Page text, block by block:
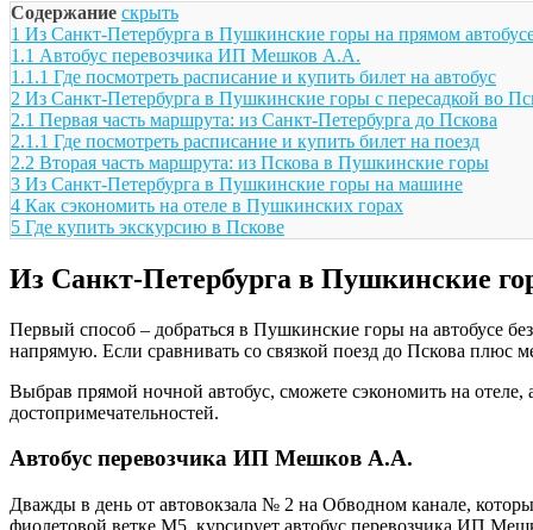
Содержание скрыть
1 Из Санкт-Петербурга в Пушкинские горы на прямом
1.1 Автобус перевозчика ИП Мешков А.А.
1.1.1 Где посмотреть расписание и купить билет на автобус
2 Из Санкт-Петербурга в Пушкинские горы с пересадкой во
2.1 Первая часть маршрута: из Санкт-Петербурга до Пскова
2.1.1 Где посмотреть расписание и купить билет на поезд
2.2 Вторая часть маршрута: из Пскова в Пушкинские горы
3 Из Санкт-Петербурга в Пушкинские горы на машине
4 Как сэкономить на отеле в Пушкинских горах
5 Где купить экскурсию в Пскове
Из Санкт-Петербурга в Пушкинские
Первый способ – добраться в Пушкинские горы на автобусе
напрямую. Если сравнивать со связкой поезд до Пскова плюс
Выбрав прямой ночной автобус, сможете сэкономить на
достопримечательностей.
Автобус перевозчика ИП Мешков А.А.
Дважды в день от автовокзала № 2 на Обводном канале,
фиолетовой ветке М5, курсирует автобус перевозчика ИП